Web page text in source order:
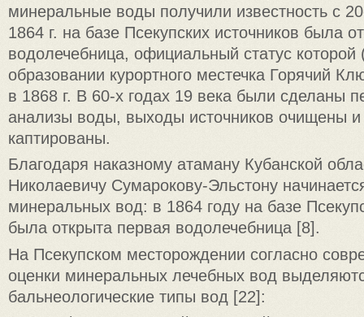
минеральные воды получили известность с
1864 г. на базе Псекупских источников была
водолечебница, официальный статус
образовании курортного местечка Горячий
в 1868 г. В 60-х годах 19 века были сделаны
анализы воды, выходы источников очищены
каптированы.
Благодаря наказному атаману Кубанской
Николаевичу Сумарокову-Эльстону
минеральных вод: в 1864 году на базе
была открыта первая водолечебница [8].
На Псекупском месторождении согласно
оценки минеральных лечебных вод
бальнеологические типы вод [22]: